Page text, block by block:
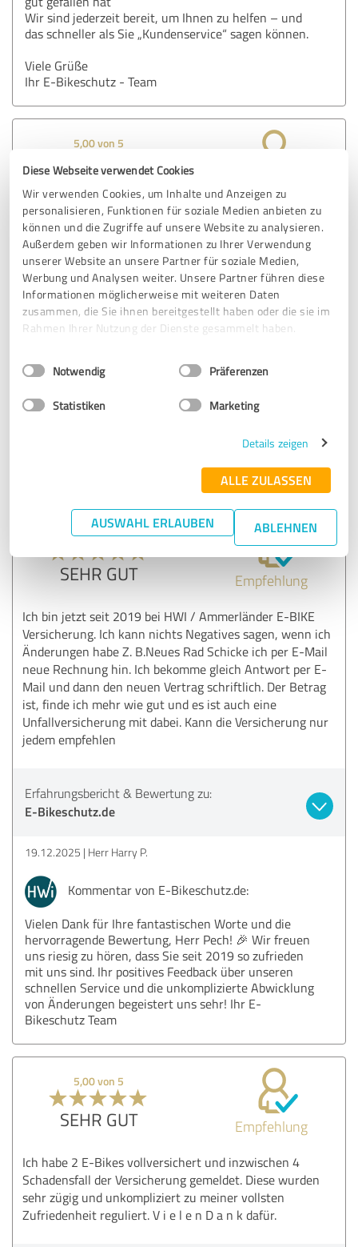
Diese Webseite verwendet Cookies
Wir verwenden Cookies, um Inhalte und Anzeigen zu
personalisieren, Funktionen für soziale Medien anbieten zu
können und die Zugriffe auf unsere Website zu analysieren.
Außerdem geben wir Informationen zu Ihrer Verwendung
unserer Website an unsere Partner für soziale Medien,
Werbung und Analysen weiter. Unsere Partner führen diese
Informationen möglicherweise mit weiteren Daten
zusammen, die Sie ihnen bereitgestellt haben oder die sie im
Rahmen Ihrer Nutzung der Dienste gesammelt haben.
Impressum Datenschutzbestimmungen
Einwilligungsauswahl
Notwendig Präferenzen
Statistiken Marketing
Details zeigen
ALLE ZULASSEN
AUSWAHL ERLAUBEN ABLEHNEN
Wir sind jederzeit bereit, um Ihnen zu helfen – und
das schneller als Sie „Kundenservice“ sagen können.
Viele Grüße
Ihr E-Bikeschutz - Team
5,00 von 5
SEHR GUT Empfehlung
Sehr zufrieden mit der unkomplizierten Abwicklung meines
Schadens. Sehr empfehlenswert.
Erfahrungsbericht & Bewertung zu:
E-Bikeschutz.de
hören, dass Sie mit der unkomplizierten Abwicklung
wissen wir sehr zu schätzen. - Ihr E- Bikeschutz Team
5,00 von 5
SEHR GUT Empfehlung
Ich bin jetzt seit 2019 bei HWI / Ammerländer E-BIKE
Versicherung. Ich kann nichts Negatives sagen, wenn ich
Änderungen habe Z. B.Neues Rad Schicke ich per E-Mail
neue Rechnung hin. Ich bekomme gleich Antwort per E-
Mail und dann den neuen Vertrag schriftlich. Der Betrag
ist, finde ich mehr wie gut und es ist auch eine
Unfallversicherung mit dabei. Kann die Versicherung nur
jedem empfehlen
Erfahrungsbericht & Bewertung zu:
E-Bikeschutz.de
19.12.2025 Herr Harry P.
Kommentar von E-Bikeschutz.de:
Vielen Dank für Ihre fantastischen Worte und die
hervorragende Bewertung, Herr Pech! 🎉 Wir freuen
uns riesig zu hören, dass Sie seit 2019 so zufrieden
mit uns sind. Ihr positives Feedback über unseren
schnellen Service und die unkomplizierte Abwicklung
von Änderungen begeistert uns sehr! Ihr E-
Bikeschutz Team
5,00 von 5
SEHR GUT Empfehlung
Ich habe 2 E-Bikes vollversichert und inzwischen 4
Schadensfall der Versicherung gemeldet. Diese wurden
sehr zügig und unkompliziert zu meiner vollsten
Zufriedenheit reguliert. V i e l e n D a n k dafür.